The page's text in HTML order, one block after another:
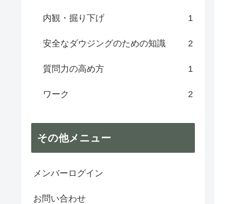
内観・掘り下げ 1
安全なダウジングのための知識 2
質問力の高め方 1
ワーク 2
その他メニュー
メンバーログイン
お問い合わせ